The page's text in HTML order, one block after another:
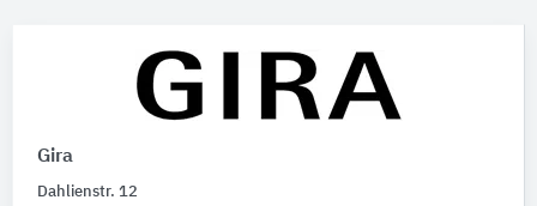
Umweltdeklarationen (EPDs)
Gira
Dahlienstr. 12